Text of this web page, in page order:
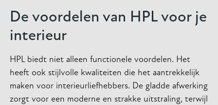
De voordelen van HPL voor je
interieur
HPL biedt niet alleen functionele voordelen. Het
heeft ook stijlvolle kwaliteiten die het aantrekkelijk
maken voor interieurliefhebbers. De gladde afwerking
zorgt voor een moderne en strakke uitstraling, terwijl